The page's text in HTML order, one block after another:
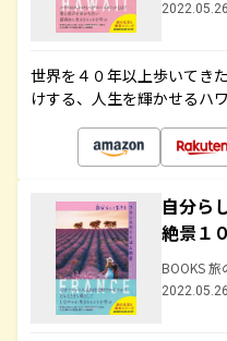
世界を４０年以上歩いてき
けする、人生を輝かせるハ
自分ら
絶景１
BOOKS